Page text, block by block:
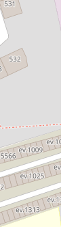
m², Žatec